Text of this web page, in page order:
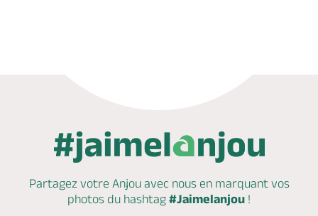
Partagez votre Anjou avec nous en marquantvos
photos du hashtag #Jaimelanjou !